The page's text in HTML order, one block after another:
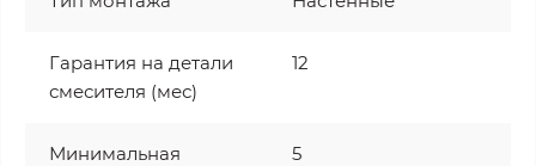
Гарантия на детали
смесителя (мес)
12
Минимальная
5